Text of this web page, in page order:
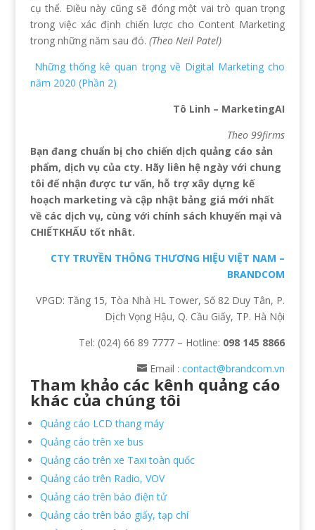
cụ thể. Điều này cũng sẽ đóng một vai trò quan trọng
trong việc xác định chiến lược cho Content Marketing
trong những năm sau đó. (Theo Neil Patel)
Những thống kê quan trọng về Digital Marketing cho
năm 2020 (Phần 2)
Tô Linh – MarketingAI
Theo 99firms
Bạn đang chuẩn bị cho chiến dịch quảng cáo sản
phẩm, dịch vụ của cty. Hãy liên hệ ngày với chung
tôi để nhận được tư vấn, hỗ trợ xây dựng kế
hoạch marketing và cập nhật bảng giá mới nhất
về các dịch vụ, cùng với chính sách khuyến mại và
CHIẾTKHẤU tốt nhât.
CTY TRUYỀN THÔNG THƯƠNG HIỆU VIỆT NAM –
BRANDCOM
VPGD: Tầng 15, Tòa Nhà HL Tower, Số 82 Duy Tân, P.
Dịch Vọng Hậu, Q. Cầu Giấy, TP. Hà Nội
Tel: (024) 66 89 7777 – Hotline: 098 145 8866
Email :contact@brandcom.vn
Tham khảo các kênh quảng cáo
khác của chúng tôi
Quảng cáo LCD thang máy
Quảng cáo trên xe bus
Quảng cáo trên xe Taxi toàn quốc
Quảng cáo trên Radio, VOV
Quảng cáo trên báo điện tử
Quảng cáo trên báo giấy, tạp chí